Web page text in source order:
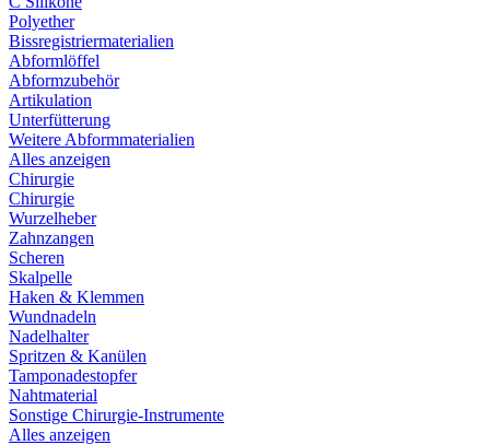
Polyether
Bissregistriermaterialien
Abformlöffel
Abformzubehör
Artikulation
Unterfütterung
Weitere Abformmaterialien
Alles anzeigen
Chirurgie
Chirurgie
Wurzelheber
Zahnzangen
Scheren
Skalpelle
Haken & Klemmen
Wundnadeln
Nadelhalter
Spritzen & Kanülen
Tamponadestopfer
Nahtmaterial
Sonstige Chirurgie-Instrumente
Alles anzeigen